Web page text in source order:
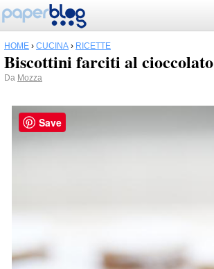
HOME › CUCINA › RICETTE
Biscottini farciti al cioccolato
Da Mozza
Save